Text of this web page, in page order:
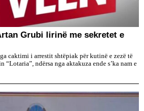
Grubi lirinë me sekretet e
caktimi i arrestit shtëpiak për kutinë e zezë të
“Lotaria”, ndërsa nga aktakuza ende s’ka nam e